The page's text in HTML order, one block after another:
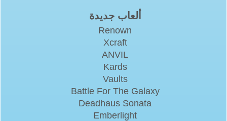
ألعاب جديدة
Renown
Xcraft
ANVIL
Kards
Vaults
Battle For The Galaxy
Deadhaus Sonata
Emberlight